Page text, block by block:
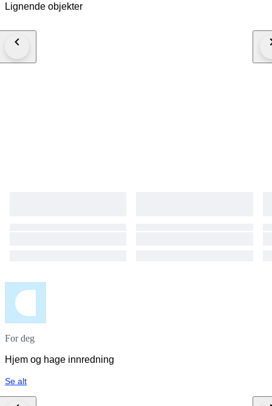
apparaître un riche décor de cupules Très bon état, aucun éclat Ø : 7 cm
Lignende objekter
For deg
Hjem og hage innredning
Se alt